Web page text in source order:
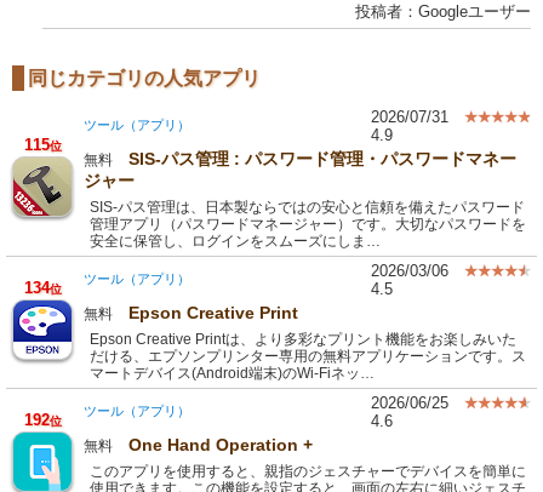
投稿者：Googleユーザー
同じカテゴリの人気アプリ
115位
ツール（アプリ）
2026/07/31
4.9
無料
SIS-パス管理 : パスワード管理・パスワードマネー
ジャー
SIS-パス管理は、日本製ならではの安心と信頼を備えたパスワード
管理アプリ（パスワードマネージャー）です。大切なパスワードを
安全に保管し、ログインをスムーズにしま…
134位
ツール（アプリ）
2026/03/06
4.5
無料 Epson Creative Print
Epson Creative Printは、より多彩なプリント機能をお楽しみいた
だける、エプソンプリンター専用の無料アプリケーションです。ス
マートデバイス(Android端末)のWi-Fiネッ…
192位
ツール（アプリ）
2026/06/25
4.6
無料 One Hand Operation +
このアプリを使用すると、親指のジェスチャーでデバイスを簡単に
使用できます。この機能を設定すると、画面の左右に細いジェスチ